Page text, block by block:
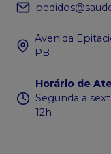
Avenida
PB
Horário de
Segunda a
12h